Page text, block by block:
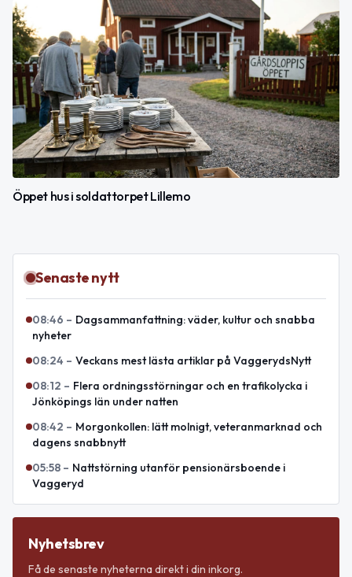
Öppet hus i soldattorpet Lillemo
Senaste nytt
08:46 – Dagsammanfattning: väder, kultur och snabba
nyheter
08:24 – Veckans mest lästa artiklar på VaggerydsNytt
08:12 – Flera ordningsstörningar och en trafikolycka i
Jönköpings län under natten
08:42 – Morgonkollen: lätt molnigt, veteranmarknad och
dagens snabbnytt
05:58 – Nattstörning utanför pensionärsboende i
Vaggeryd
Nyhetsbrev
Få de senaste nyheterna direkt i din inkorg.